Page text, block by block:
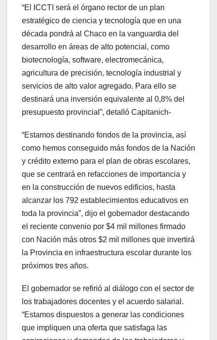
“El ICCTI será el órgano rector de un plan
estratégico de ciencia y tecnología que en una
década pondrá al Chaco en la vanguardia del
desarrollo en áreas de alto potencial, como
biotecnología, software, electromecánica,
agricultura de precisión, tecnología industrial y
servicios de alto valor agregado. Para ello se
destinará una inversión equivalente al 0,8% del
presupuesto provincial”, detalló Capitanich-
“Estamos destinando fondos de la provincia, así
como hemos conseguido más fondos de la Nación
y crédito externo para el plan de obras escolares,
que se centrará en refacciones de importancia y
en la construcción de nuevos edificios, hasta
alcanzar los 792 establecimientos educativos en
toda la provincia”, dijo el gobernador destacando
el reciente convenio por $4 mil millones firmado
con Nación más otros $2 mil millones que invertirá
la Provincia en infraestructura escolar durante los
próximos tres años.
El gobernador se refirió al diálogo con el sector de
los trabajadores docentes y el acuerdo salarial.
“Estamos dispuestos a generar las condiciones
que impliquen una oferta que satisfaga las